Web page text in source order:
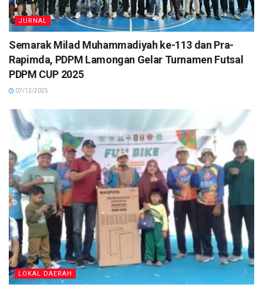
JURNAL
Semarak Milad Muhammadiyah ke-113 dan Pra-
Rapimda, PDPM Lamongan Gelar Turnamen Futsal
PDPM CUP 2025
07/12/2025
LOKAL DAERAH